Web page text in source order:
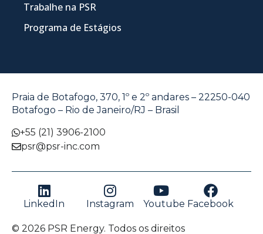
Trabalhe na PSR
Programa de Estágios
Praia de Botafogo, 370, 1º e 2º andares – 22250-040
Botafogo – Rio de Janeiro/RJ – Brasil
+55 (21) 3906-2100
psr@psr-inc.com
LinkedIn Instagram Youtube Facebook
© 2026 PSR Energy. Todos os direitos